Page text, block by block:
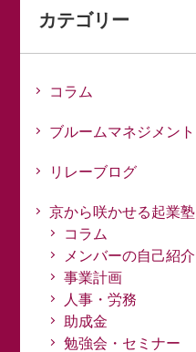
カテゴリー
コラム
ブルームマネジメント
リレーブログ
京から咲かせる起業塾
コラム
メンバーの自己紹介
事業計画
人事・労務
助成金
勉強会・セミナー